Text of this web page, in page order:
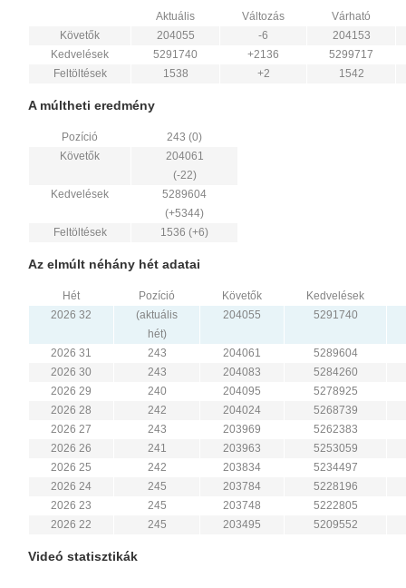
Aktuális Változás
Várható
Követők
204055 -6
204153
Kedvelések
5291740 +2136
5299717
Feltöltések
1538 +2 1542
A múltheti eredmény
Pozíció
243 (0)
Követők
204061
(-22)
Kedvelések
5289604
(+5344)
Feltöltések
1536 (+6)
Az elmúlt néhány hét adatai
Hét Pozíció Követők
Kedvelések
2026 32
(aktuális
hét)
204055 5291740
2026 31 243 204061
5289604
2026 30
243 204083
5284260
2026 29
240 204095
5278925
2026 28
242 204024
5268739
2026 27
243 203969
5262383
2026 26
241 203963
5253059
2026 25
242 203834
5234497
2026 24
245 203784
5228196
2026 23
245 203748
5222805
2026 22
245 203495 5209552
Videó statisztikák